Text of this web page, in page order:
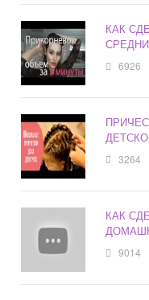
КАК
6926
3264
КАК
9014